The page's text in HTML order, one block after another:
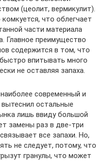
(цеолит, вермикулит).
что облегчает
части материала
Главное преимущество
содержится в том, что
впитывать много
не оставляя запаха.
современный и
остальные
лишь ввиду большой
замены раз в две-три
все запахи. Но,
не следует, потому, что
гранулы, что может